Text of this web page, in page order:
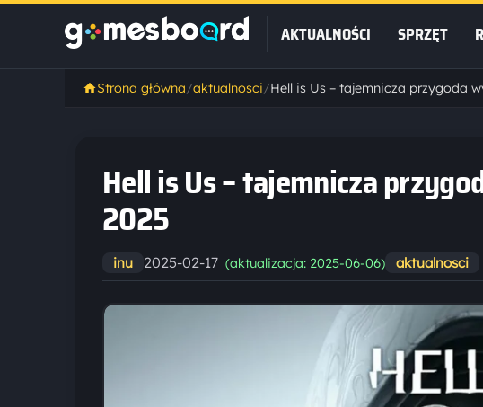
AKTUALNOŚCI SPRZĘT
Strona główna/aktualnosci/
Hell is Us – tajemnicza
2025
inu 2025-02-17 (aktualizacja: 2025-06-06) aktualnosci